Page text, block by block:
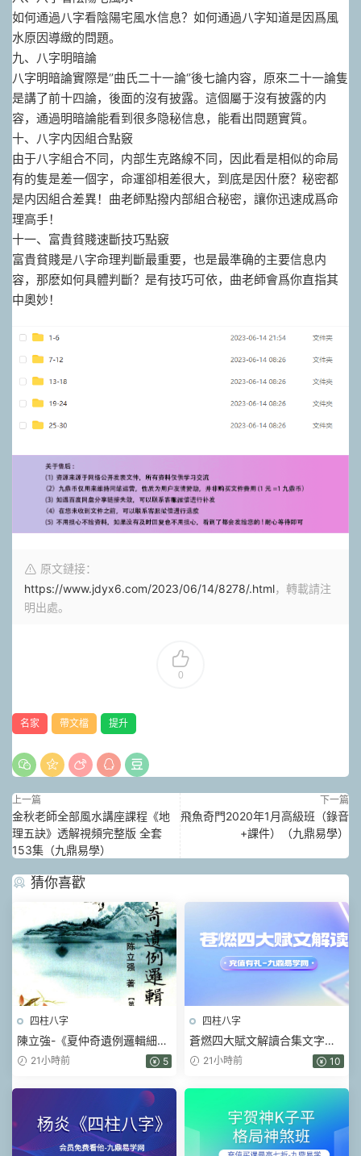
如何通過八字看陰陽宅風水信息？如何通過八字知道是因爲風
水原因導緻的問題。
九、八字明暗論
八字明暗論實際是‘’曲氏二十一論‘’後七論内容，原來二十一論隻
是講了前十四論，後面的沒有披露。這個屬于沒有披露的内
容，通過明暗論能看到很多隐秘信息，能看出問題實質。
十、八字内因組合點竅
由于八字組合不同，内部生克路線不同，因此看是相似的命局
有的隻是差一個字，命運卻相差很大，到底是因什麽？秘密都
是内因組合差異！曲老師點撥内部組合秘密，讓你迅速成爲命
理高手！
十一、富貴貧賤速斷技巧點竅
富貴貧賤是八字命理判斷最重要，也是最準确的主要信息内
容，那麽如何具體判斷？是有技巧可依，曲老師會爲你直指其
中奧妙！
原文鏈接：
https://www.jdyx6.com/2023/06/14/8278/.html，轉載請注
明出處。
0
名家 帶文檔 提升
上一篇
金秋老師全部風水講座課程《地
理五訣》透解視頻完整版 全套
153集（九鼎易學）
下一篇
飛魚奇門2020年1月高級班（錄音
+課件）（九鼎易學）
猜你喜歡
四柱八字
陳立強-《夏仲奇遺例邏輯細解
【第 1~7 篇】、》174頁–彩色
21小時前 5
四柱八字
蒼燃四大賦文解讀合集文字版
pdf21小時前 10